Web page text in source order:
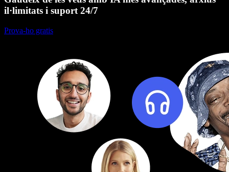
il·limitats i suport 24/7
Prova-ho gratis